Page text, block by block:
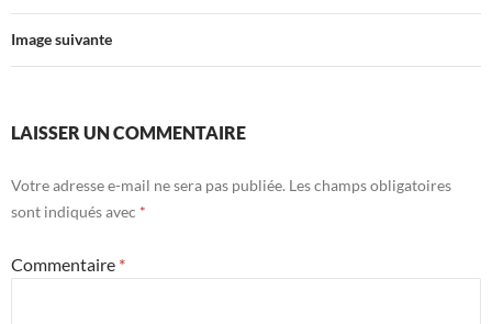
Image suivante
LAISSER UN COMMENTAIRE
Votre adresse e-mail ne sera pas publiée. Les champs obligatoires
sont indiqués avec *
Commentaire *